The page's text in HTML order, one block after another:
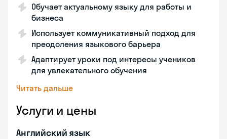
Обучает актуальному языку для работы и
бизнеса
Использует коммуникативный подход для
преодоления языкового барьера
Адаптирует уроки под интересы учеников
для увлекательного обучения
Читать дальше
Услуги и цены
Английский язык